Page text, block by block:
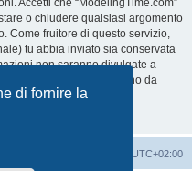
di fornire la
Accetti che “ModelingTime.com”
o chiudere qualsiasi argomento
Come fruitore di questo servizio,
tu abbia inviato sia conservata
non saranno divulgate a
o phpBB sono da
al sistema che possa
UTC+02:00